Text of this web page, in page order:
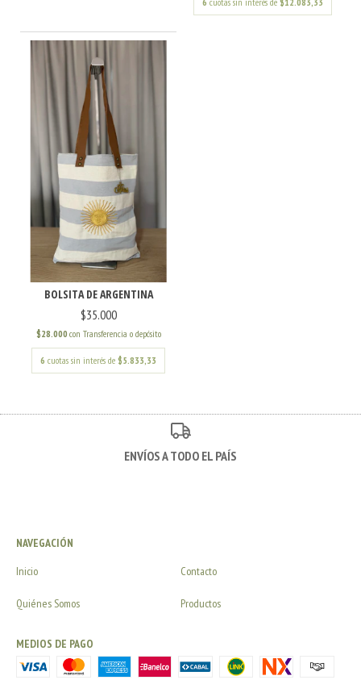
BOLSITA DE ARGENTINA
$35.000
$28.000 con Transferencia o depósito
6 cuotas sin interés de $5.833,33
ENVÍOS A TODO EL PAÍS
NAVEGACIÓN
Inicio
Contacto
Quiénes Somos Productos
MEDIOS DE PAGO